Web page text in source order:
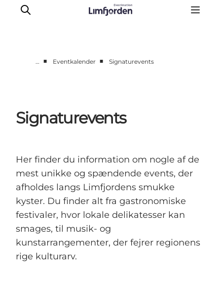
Smagsoplevelser
Autocamperferie
Overnatning
Den store guide
… ■ Eventkalender ■ Signaturevents
Signaturevents
Her finder du information om nogle af de
mest unikke og spændende events, der
afholdes langs Limfjordens smukke
kyster. Du finder alt fra gastronomiske
festivaler, hvor lokale delikatesser kan
smages, til musik- og
kunstarrangementer, der fejrer regionens
rige kulturarv.